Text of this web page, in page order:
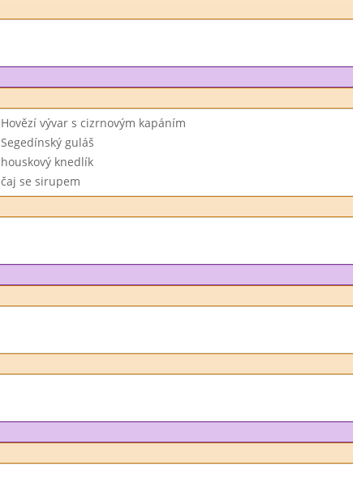
Hovězí vývar s cizrnovým kapáním
Segedínský guláš
houskový knedlík
čaj se sirupem